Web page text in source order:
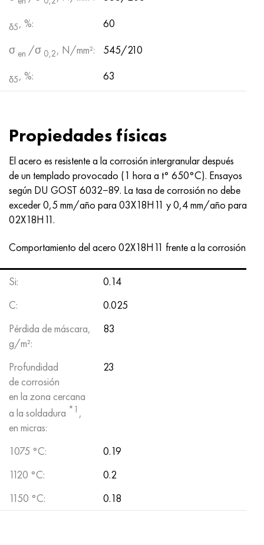
δ5, %:
60
σ en /σ 0,2, N/mm²: 545/210
δ5, %: 63
Propiedades físicas
El acero es resistente a la corrosión intergranular después
de un templado provocado (1 hora a t° 650°C). Ensayos
según DU GOST 6032−89. La tasa de corrosión no debe
exceder 0,5 mm/año para 03X18H11 y 0,4 mm/año para
02X18H11.
Comportamiento del acero 02X18H11 frente a la corrosión
Si:
0.14
C:
0.025
Pérdida de máscara,
g/m²:
83
Profundidad
de corrosión
en la zona cercana
a la soldadura *1 ,
en micras:
23
1075 °C:
0.19
1120 °C:
0.2
1150 °C:
0.18